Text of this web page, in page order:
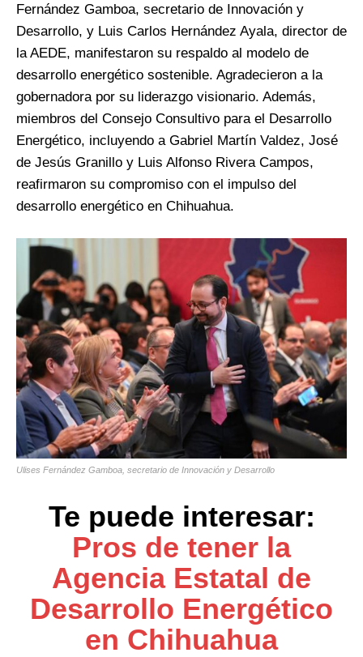
Fernández Gamboa, secretario de Innovación y
Desarrollo, y Luis Carlos Hernández Ayala, director de
la AEDE, manifestaron su respaldo al modelo de
desarrollo energético sostenible. Agradecieron a la
gobernadora por su liderazgo visionario. Además,
miembros del Consejo Consultivo para el Desarrollo
Energético, incluyendo a Gabriel Martín Valdez, José
de Jesús Granillo y Luis Alfonso Rivera Campos,
reafirmaron su compromiso con el impulso del
desarrollo energético en Chihuahua.
Ulises Fernández Gamboa, secretario de Innovación y Desarrollo
Te puede interesar:
Pros de tener la
Agencia Estatal de
Desarrollo Energético
en Chihuahua